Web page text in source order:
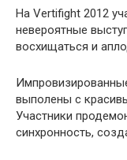
На Vertifight 2012
невероятные
восхищаться и
выполены с
Участники
синхронность,